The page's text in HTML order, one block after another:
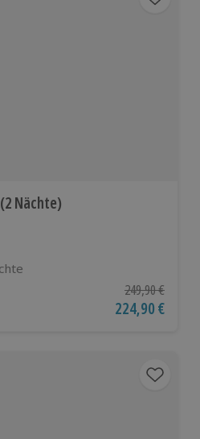
Nächte)
auf 2 Bewertungen
Ursprünglicher
249,90 €
Aktueller Preis
224,90 €